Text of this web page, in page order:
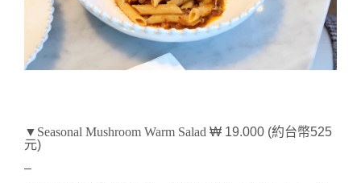
▼Seasonal Mushroom Warm Salad ₩ 19.000 (約台幣525
元)
–